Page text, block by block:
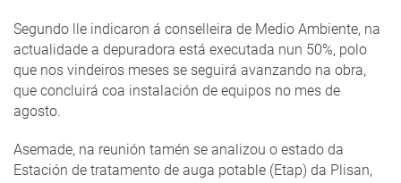
Segundo lle indicaron á conselleira de Medio Ambiente, na
actualidade a depuradora está executada nun 50%, polo
que nos vindeiros meses se seguirá avanzando na obra,
que concluirá coa instalación de equipos no mes de
agosto.
Asemade, na reunión tamén se analizou o estado da
Estación de tratamento de auga potable (Etap) da Plisan,